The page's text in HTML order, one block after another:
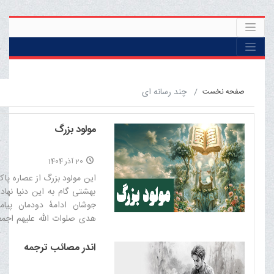
صفحه نخست چند رسانه ای
مولود بزرگ
20 آذر 1404
این مولود بزرگ از عصاره
بهشتى گام به این دنیا
جوشان ادامهٔ دودمان
هدى صلوات الله علیهم
اندر مصائب ترجمه